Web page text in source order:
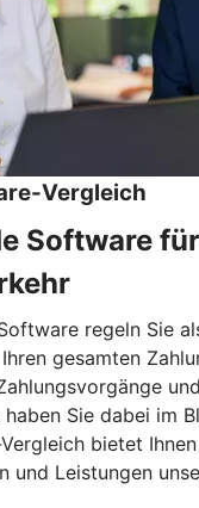
Vergleich
Software
regeln Sie
gesamten
und
Sie dabei im
bietet
und Leistungen